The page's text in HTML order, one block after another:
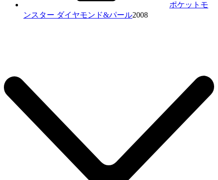
ポケットモ
ンスター ダイヤモンド&パール2008